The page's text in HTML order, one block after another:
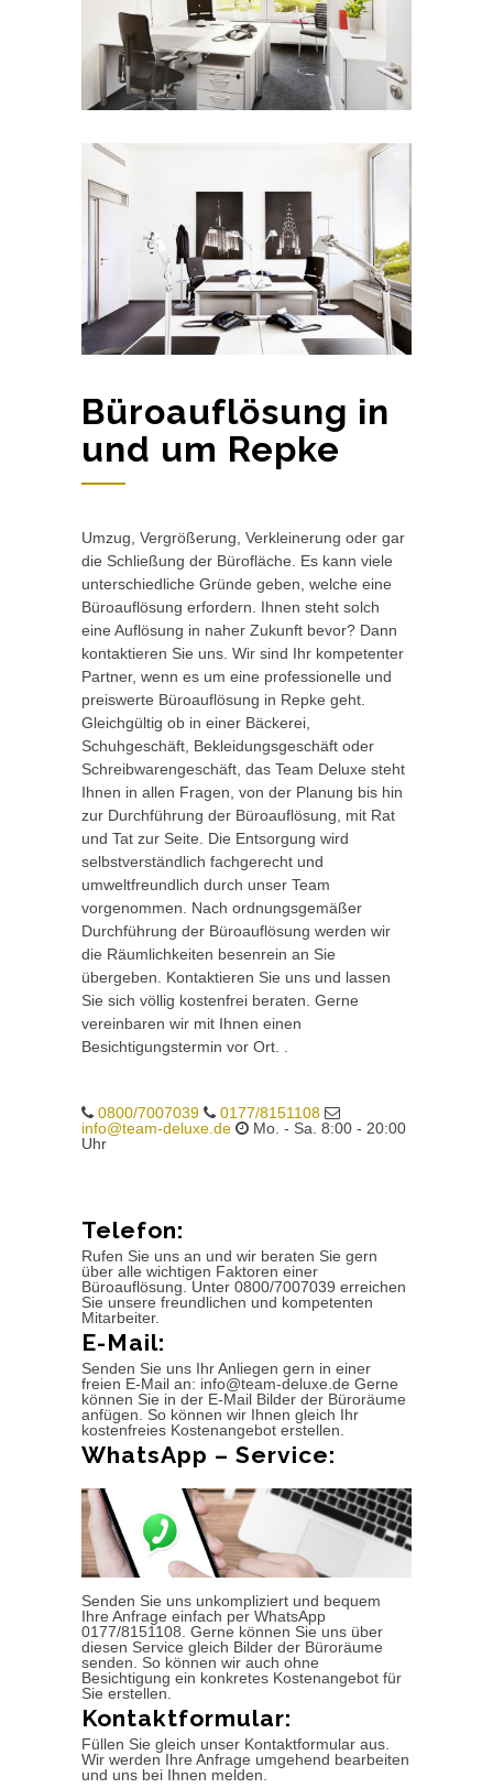
Büroauflösung in
und um Repke
Umzug, Vergrößerung, Verkleinerung oder gar
die Schließung der Bürofläche. Es kann viele
unterschiedliche Gründe geben, welche eine
Büroauflösung erfordern. Ihnen steht solch
eine Auflösung in naher Zukunft bevor? Dann
kontaktieren Sie uns. Wir sind Ihr kompetenter
Partner, wenn es um eine professionelle und
preiswerte Büroauflösung in Repke geht.
Gleichgültig ob in einer Bäckerei,
Schuhgeschäft, Bekleidungsgeschäft oder
Schreibwarengeschäft, das Team Deluxe steht
Ihnen in allen Fragen, von der Planung bis hin
zur Durchführung der Büroauflösung, mit Rat
und Tat zur Seite. Die Entsorgung wird
selbstverständlich fachgerecht und
umweltfreundlich durch unser Team
vorgenommen. Nach ordnungsgemäßer
Durchführung der Büroauflösung werden wir
die Räumlichkeiten besenrein an Sie
übergeben. Kontaktieren Sie uns und lassen
Sie sich völlig kostenfrei beraten. Gerne
vereinbaren wir mit Ihnen einen
Besichtigungstermin vor Ort. .
0800/7007039
0177/8151108
info@team-deluxe.de
Mo. - Sa. 8:00 - 20:00
Uhr
Telefon:
Rufen Sie uns an und wir beraten Sie gern
über alle wichtigen Faktoren einer
Büroauflösung. Unter 0800/7007039 erreichen
Sie unsere freundlichen und kompetenten
Mitarbeiter.
E-Mail:
Senden Sie uns Ihr Anliegen gern in einer
freien E-Mail an: info@team-deluxe.de Gerne
können Sie in der E-Mail Bilder der Büroräume
anfügen. So können wir Ihnen gleich Ihr
kostenfreies Kostenangebot erstellen.
WhatsApp – Service:
Senden Sie uns unkompliziert und bequem
Ihre Anfrage einfach per WhatsApp
0177/8151108. Gerne können Sie uns über
diesen Service gleich Bilder der Büroräume
senden. So können wir auch ohne
Besichtigung ein konkretes Kostenangebot für
Sie erstellen.
Kontaktformular:
Füllen Sie gleich unser Kontaktformular aus.
Wir werden Ihre Anfrage umgehend bearbeiten
und uns bei Ihnen melden.